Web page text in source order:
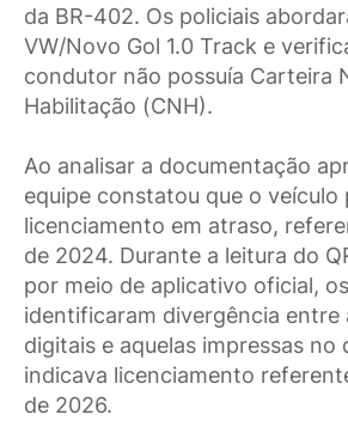
da BR-402. Os policiais
VW/Novo Gol 1.0 Track e
condutor não possuía Carteira
Habilitação (CNH).
Ao analisar a documentação
equipe constatou que o veículo
licenciamento em atraso,
de 2024. Durante a leitura do
por meio de aplicativo oficial,
identificaram divergência entre
digitais e aquelas impressas no
indicava licenciamento
de 2026.